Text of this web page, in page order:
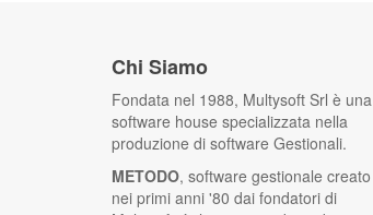
Chi Siamo
Fondata nel 1988, Multysoft Srl è una
software house specializzata nella
produzione di software Gestionali.
METODO, software gestionale creato
nei primi anni '80 dai fondatori di